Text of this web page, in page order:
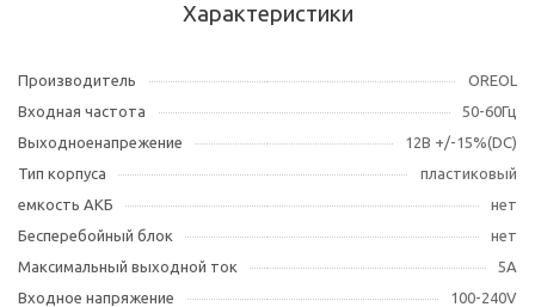
Характеристики
Производитель
OREOL
Входная частота
50-60Гц
Выходноенапрежение
12В +/-15%(DC)
Тип корпуса
пластиковый
емкость АКБ
нет
Бесперебойный блок
нет
Максимальный выходной ток
5А
Входное напряжение
100-240V